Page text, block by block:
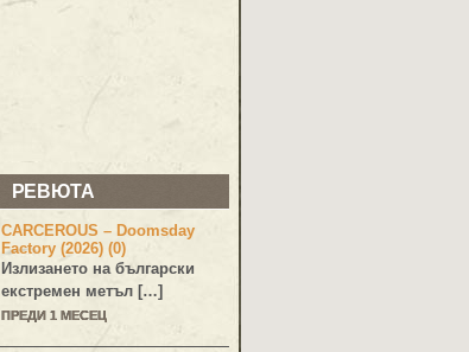
РЕВЮТА
CARCEROUS – Doomsday
Factory (2026) (0)
Излизането на български
екстремен метъл […]
ПРЕДИ 1 МЕСЕЦ